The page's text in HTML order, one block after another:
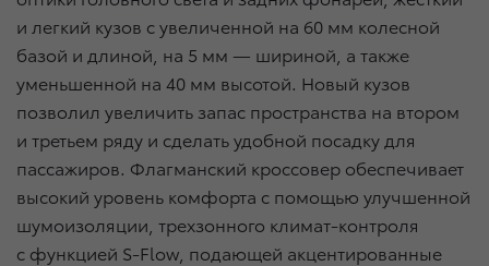
и легкий кузов с увеличенной на 60 мм колесной
базой и длиной, на 5 мм — шириной, а также
уменьшенной на 40 мм высотой. Новый кузов
позволил увеличить запас пространства на втором
и третьем ряду и сделать удобной посадку для
пассажиров. Флагманский кроссовер обеспечивает
высокий уровень комфорта с помощью улучшенной
шумоизоляции, трехзонного климат-контроля
с функцией S-Flow, подающей акцентированные